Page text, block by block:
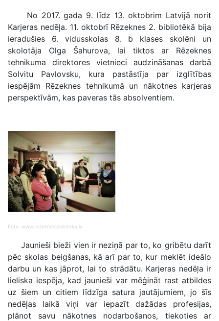
No 2017. gada 9. līdz 13. oktobrim Latvijā norit
Karjeras nedēļa. 11. oktobrī Rēzeknes 2. bibliotēkā bija
ieradušies 6. vidusskolas 8. b klases skolēni un
skolotāja Olga Šahurova, lai tiktos ar Rēzeknes
tehnikuma direktores vietnieci audzināšanas darbā
Solvitu Pavlovsku, kura pastāstīja par izglītības
iespējām Rēzeknes tehnikumā un nākotnes karjeras
perspektīvām, kas paveras tās absolventiem.
Foto: www.rezeknesbiblioteka.lv
Jaunieši bieži vien ir neziņā par to, ko gribētu darīt
pēc skolas beigšanas, kā arī par to, kur meklēt ideālo
darbu un kas jāprot, lai to strādātu. Karjeras nedēļa ir
lieliska iespēja, kad jaunieši var mēģināt rast atbildes
uz šiem un citiem līdzīga satura jautājumiem, jo šīs
nedēļas laikā viņi var iepazīt dažādas profesijas,
plānot savu nākotnes nodarbošanos, tiekoties ar